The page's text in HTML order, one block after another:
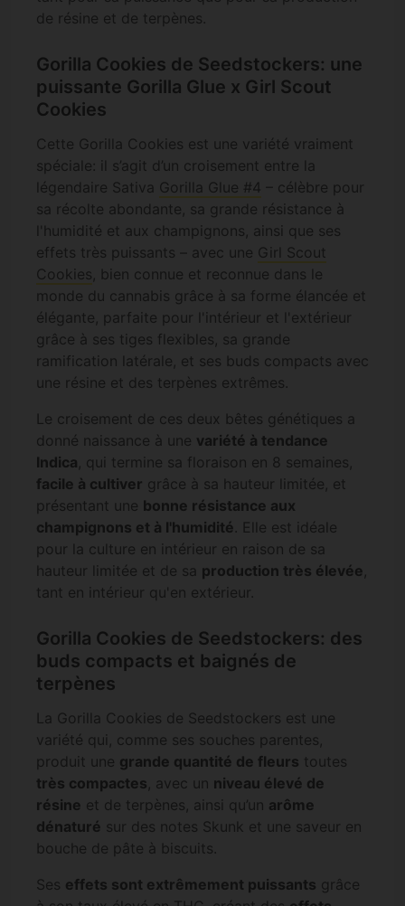
de résine et de terpènes.
Gorilla Cookies de Seedstockers: une
puissante Gorilla Glue x Girl Scout
Cookies
Cette Gorilla Cookies est une variété vraiment
spéciale: il s’agit d’un croisement entre la
légendaire Sativa Gorilla Glue #4 – célèbre pour
sa récolte abondante, sa grande résistance à
l'humidité et aux champignons, ainsi que ses
effets très puissants – avec une Girl Scout
Cookies , bien connue et reconnue dans le
monde du cannabis grâce à sa forme élancée et
élégante, parfaite pour l'intérieur et l'extérieur
grâce à ses tiges flexibles, sa grande
ramification latérale, et ses buds compacts avec
une résine et des terpènes extrêmes.
Le croisement de ces deux bêtes génétiques a
donné naissance à une variété à tendance
Indica , qui termine sa floraison en 8 semaines,
facile à cultiver grâce à sa hauteur limitée, et
présentant une bonne résistance aux
champignons et à l'humidité . Elle est idéale
pour la culture en intérieur en raison de sa
hauteur limitée et de sa production très élevée
tant en intérieur qu'en extérieur.
Gorilla Cookies de Seedstockers: des
buds compacts et baignés de
terpènes
La Gorilla Cookies de Seedstockers est une
variété qui, comme ses souches parentes,
produit une grande quantité de fleurs toutes
très compactes , avec un niveau élevé de
résine et de terpènes, ainsi qu’un arôme
dénaturé sur des notes Skunk et une saveur en
bouche de pâte à biscuits.
Ses effets sont extrêmement puissants grâce